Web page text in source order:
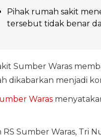
Pihak rumah sakit
tersebut tidak benar
Sumber Waras
dikabarkan menjadi
Waras
Sumber Waras, Tri